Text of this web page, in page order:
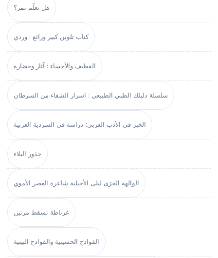
هل تعلّم نمر؟
كتاب تلوين كبير ورائع : وردي
القطيف والأحساء : آثار وحضارة
سلسلة دليلك الطبي الطبيعي : اسرار الشفاء من السرطان
الخبر في الأدب العربي؛ دراسة في السردية العربية
جذور البلاء
الوالهة الحرَى ليلى الأخيلية شاعرة العصر الأموي
غرناطة تسقط مرتين
الفوادح الحسينية والقوادح البينية